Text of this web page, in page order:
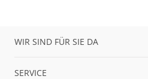
WIR SIND FÜR SIE DA
SERVICE